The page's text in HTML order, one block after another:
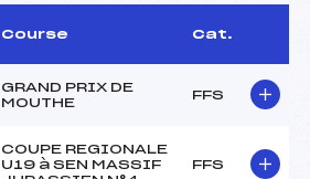
Course Cat.
GRAND PRIX DE
MOUTHE
FFS
COUPE REGIONALE
U19 à SEN MASSIF
FFS